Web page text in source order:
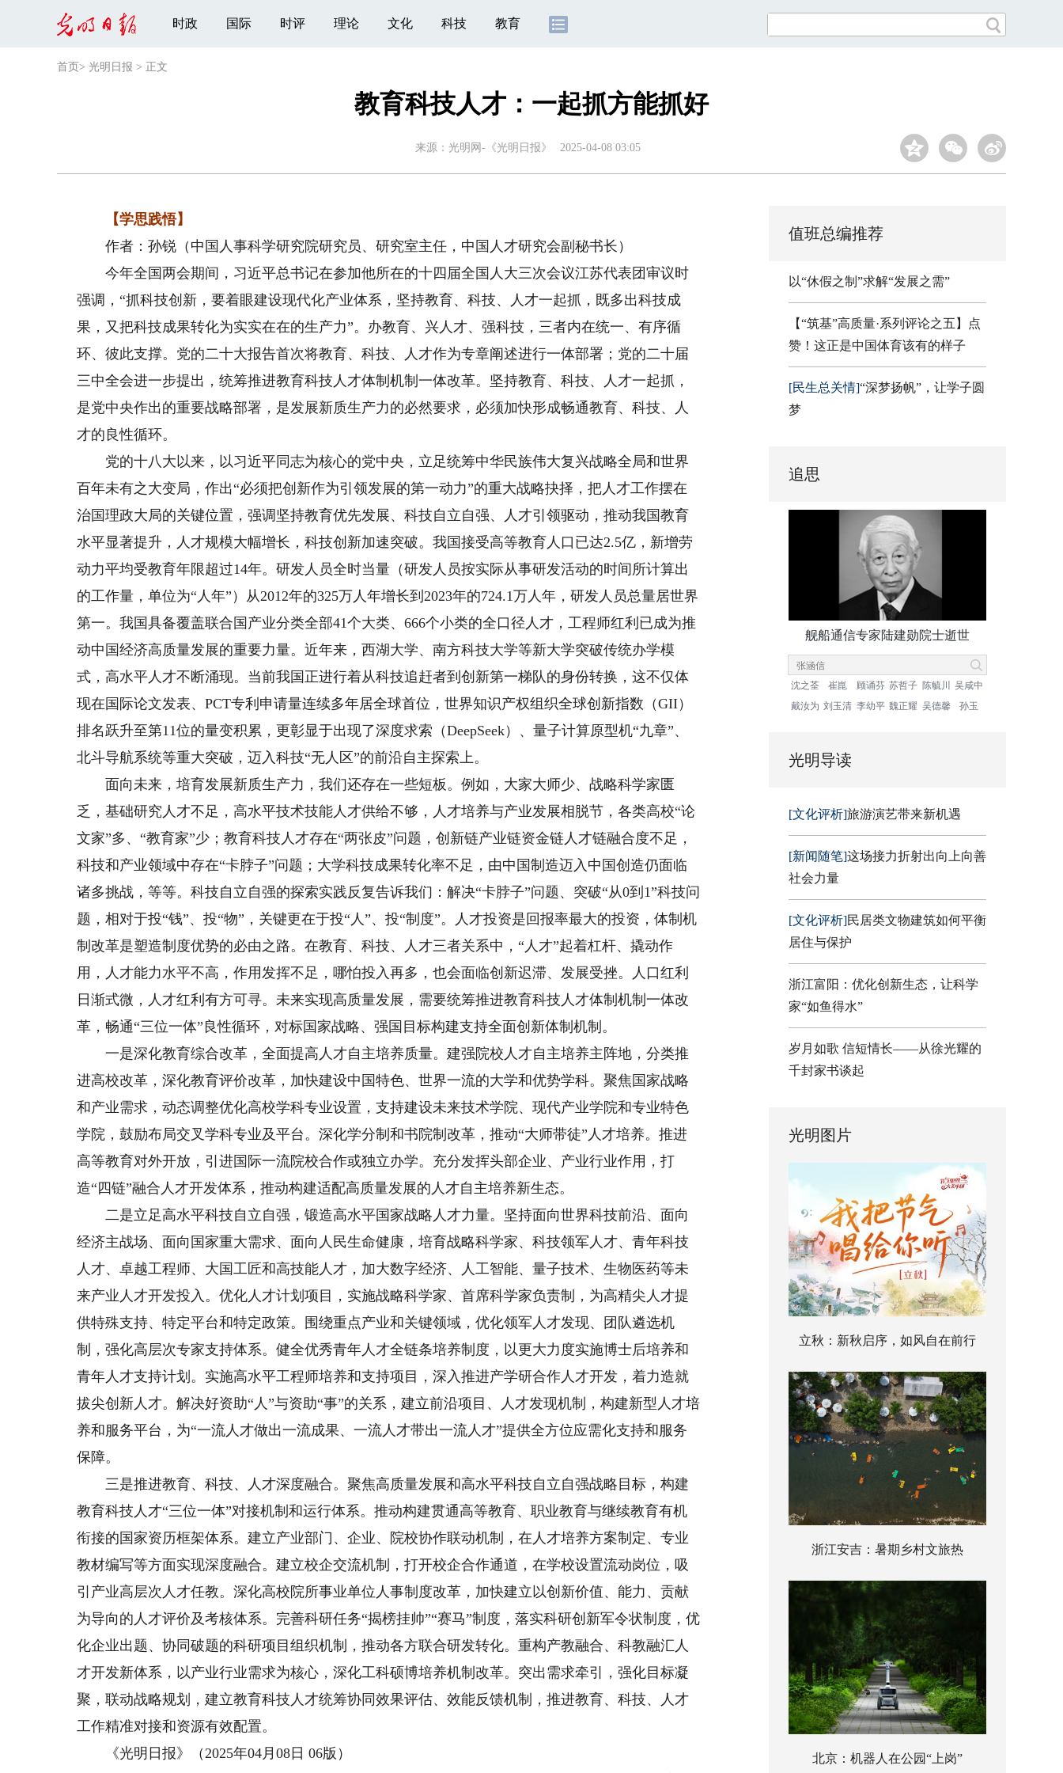
时政 国际 时评 理论 文化 科技 教育
首页 > 光明日报 > 正文
教育科技人才：一起抓方能抓好
来源： 光明网-《光明日报》 2025-04-08 03:05
【学思践悟】
作者：孙锐（中国人事科学研究院研究员、研究室主任，中国人才研究会副秘书长）
今年全国两会期间，习近平总书记在参加他所在的十四届全国人大三次会议江苏代表团审议时
强调，“抓科技创新，要着眼建设现代化产业体系，坚持教育、科技、人才一起抓，既多出科技成
果，又把科技成果转化为实实在在的生产力”。办教育、兴人才、强科技，三者内在统一、有序循
环、彼此支撑。党的二十大报告首次将教育、科技、人才作为专章阐述进行一体部署；党的二十届
三中全会进一步提出，统筹推进教育科技人才体制机制一体改革。坚持教育、科技、人才一起抓，
是党中央作出的重要战略部署，是发展新质生产力的必然要求，必须加快形成畅通教育、科技、人
才的良性循环。
党的十八大以来，以习近平同志为核心的党中央，立足统筹中华民族伟大复兴战略全局和世界
百年未有之大变局，作出“必须把创新作为引领发展的第一动力”的重大战略抉择，把人才工作摆在
治国理政大局的关键位置，强调坚持教育优先发展、科技自立自强、人才引领驱动，推动我国教育
水平显著提升，人才规模大幅增长，科技创新加速突破。我国接受高等教育人口已达2.5亿，新增劳
动力平均受教育年限超过14年。研发人员全时当量（研发人员按实际从事研发活动的时间所计算出
的工作量，单位为“人年”）从2012年的325万人年增长到2023年的724.1万人年，研发人员总量居世界
第一。我国具备覆盖联合国产业分类全部41个大类、666个小类的全口径人才，工程师红利已成为推
动中国经济高质量发展的重要力量。近年来，西湖大学、南方科技大学等新大学突破传统办学模
式，高水平人才不断涌现。当前我国正进行着从科技追赶者到创新第一梯队的身份转换，这不仅体
现在国际论文发表、PCT专利申请量连续多年居全球首位，世界知识产权组织全球创新指数（GII）
排名跃升至第11位的量变积累，更彰显于出现了深度求索（DeepSeek）、量子计算原型机“九章”、
北斗导航系统等重大突破，迈入科技“无人区”的前沿自主探索上。
面向未来，培育发展新质生产力，我们还存在一些短板。例如，大家大师少、战略科学家匮
乏，基础研究人才不足，高水平技术技能人才供给不够，人才培养与产业发展相脱节，各类高校“论
文家”多、“教育家”少；教育科技人才存在“两张皮”问题，创新链产业链资金链人才链融合度不足，
科技和产业领域中存在“卡脖子”问题；大学科技成果转化率不足，由中国制造迈入中国创造仍面临
诸多挑战，等等。科技自立自强的探索实践反复告诉我们：解决“卡脖子”问题、突破“从0到1”科技问
题，相对于投“钱”、投“物”，关键更在于投“人”、投“制度”。人才投资是回报率最大的投资，体制机
制改革是塑造制度优势的必由之路。在教育、科技、人才三者关系中，“人才”起着杠杆、撬动作
用，人才能力水平不高，作用发挥不足，哪怕投入再多，也会面临创新迟滞、发展受挫。人口红利
日渐式微，人才红利有方可寻。未来实现高质量发展，需要统筹推进教育科技人才体制机制一体改
革，畅通“三位一体”良性循环，对标国家战略、强国目标构建支持全面创新体制机制。
一是深化教育综合改革，全面提高人才自主培养质量。建强院校人才自主培养主阵地，分类推
进高校改革，深化教育评价改革，加快建设中国特色、世界一流的大学和优势学科。聚焦国家战略
和产业需求，动态调整优化高校学科专业设置，支持建设未来技术学院、现代产业学院和专业特色
学院，鼓励布局交叉学科专业及平台。深化学分制和书院制改革，推动“大师带徒”人才培养。推进
高等教育对外开放，引进国际一流院校合作或独立办学。充分发挥头部企业、产业行业作用，打
造“四链”融合人才开发体系，推动构建适配高质量发展的人才自主培养新生态。
二是立足高水平科技自立自强，锻造高水平国家战略人才力量。坚持面向世界科技前沿、面向
经济主战场、面向国家重大需求、面向人民生命健康，培育战略科学家、科技领军人才、青年科技
人才、卓越工程师、大国工匠和高技能人才，加大数字经济、人工智能、量子技术、生物医药等未
来产业人才开发投入。优化人才计划项目，实施战略科学家、首席科学家负责制，为高精尖人才提
供特殊支持、特定平台和特定政策。围绕重点产业和关键领域，优化领军人才发现、团队遴选机
制，强化高层次专家支持体系。健全优秀青年人才全链条培养制度，以更大力度实施博士后培养和
青年人才支持计划。实施高水平工程师培养和支持项目，深入推进产学研合作人才开发，着力造就
拔尖创新人才。解决好资助“人”与资助“事”的关系，建立前沿项目、人才发现机制，构建新型人才培
养和服务平台，为“一流人才做出一流成果、一流人才带出一流人才”提供全方位应需化支持和服务
保障。
三是推进教育、科技、人才深度融合。聚焦高质量发展和高水平科技自立自强战略目标，构建
教育科技人才“三位一体”对接机制和运行体系。推动构建贯通高等教育、职业教育与继续教育有机
衔接的国家资历框架体系。建立产业部门、企业、院校协作联动机制，在人才培养方案制定、专业
教材编写等方面实现深度融合。建立校企交流机制，打开校企合作通道，在学校设置流动岗位，吸
引产业高层次人才任教。深化高校院所事业单位人事制度改革，加快建立以创新价值、能力、贡献
为导向的人才评价及考核体系。完善科研任务“揭榜挂帅”“赛马”制度，落实科研创新军令状制度，优
化企业出题、协同破题的科研项目组织机制，推动各方联合研发转化。重构产教融合、科教融汇人
才开发新体系，以产业行业需求为核心，深化工科硕博培养机制改革。突出需求牵引，强化目标凝
聚，联动战略规划，建立教育科技人才统筹协同效果评估、效能反馈机制，推进教育、科技、人才
工作精准对接和资源有效配置。
《光明日报》（2025年04月08日 06版）
值班总编推荐
以“休假之制”求解“发展之需”
【“筑基”高质量·系列评论之五】点
赞！这正是中国体育该有的样子
[民生总关情]“深梦扬帆”，让学子圆
梦
追思
舰船通信专家陆建勋院士逝世
沈之荃 崔崑 顾诵芬 苏哲子 陈毓川
吴咸中
戴汝为 刘玉清 李幼平 魏正耀 吴德馨 孙玉
光明导读
[文化评析]旅游演艺带来新机遇
[新闻随笔]这场接力折射出向上向善
社会力量
[文化评析]民居类文物建筑如何平衡
居住与保护
浙江富阳：优化创新生态，让科学
家“如鱼得水”
岁月如歌 信短情长——从徐光耀的
千封家书谈起
光明图片
立秋：新秋启序，如风自在前行
浙江安吉：暑期乡村文旅热
北京：机器人在公园“上岗”